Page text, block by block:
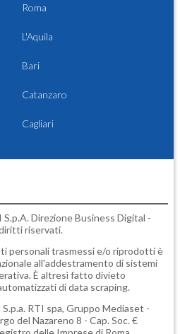
Roma
L'Aquila
Bari
Catanzaro
Cagliari
Direzione Business Digital -
riservati.
personali trasmessi e/o riprodotti è
all'addestramento di sistemi
È altresì fatto divieto
di data scraping.
RTI spa, Gruppo Mediaset -
del Nazareno 8 - Cap. Soc. €